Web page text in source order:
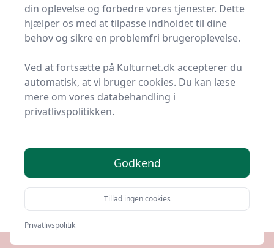
Forside Husholdning
Rengøring
Rengøringsartikler
Rengøringsartikler
Rengøringssvamp
din oplevelse og forbedre vores tjenester. Dette
hjælper os med at tilpasse indholdet til dine
behov og sikre en problemfri brugeroplevelse.
Ved at fortsætte på Kulturnet.dk accepterer du
automatisk, at vi bruger cookies. Du kan læse
mere om vores databehandling i
privatlivspolitikken.
Godkend
Tillad ingen cookies
Privatlivspolitik